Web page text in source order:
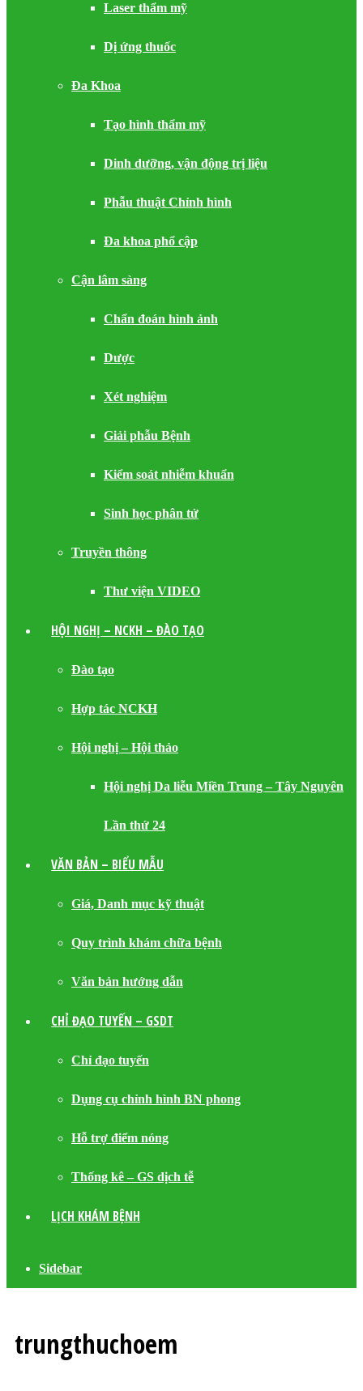
Laser thẩm mỹ
Dị ứng thuốc
Đa Khoa
Tạo hình thẩm mỹ
Dinh dưỡng, vận động trị liệu
Phẫu thuật Chỉnh hình
Đa khoa phổ cập
Cận lâm sàng
Chẩn đoán hình ảnh
Dược
Xét nghiệm
Giải phẫu Bệnh
Kiểm soát nhiễm khuẩn
Sinh học phân tử
Truyền thông
Thư viện VIDEO
HỘI NGHỊ – NCKH – ĐÀO TẠO
Đào tạo
Hợp tác NCKH
Hội nghị – Hội thảo
Hội nghị Da liễu Miền Trung – Tây Nguyên
Lần thứ 24
VĂN BẢN – BIỂU MẪU
Giá, Danh mục kỹ thuật
Quy trình khám chữa bệnh
Văn bản hướng dẫn
CHỈ ĐẠO TUYẾN – GSDT
Chỉ đạo tuyến
Dụng cụ chỉnh hình BN phong
Hỗ trợ điểm nóng
Thống kê – GS dịch tễ
LỊCH KHÁM BỆNH
Sidebar
trungthuchoem